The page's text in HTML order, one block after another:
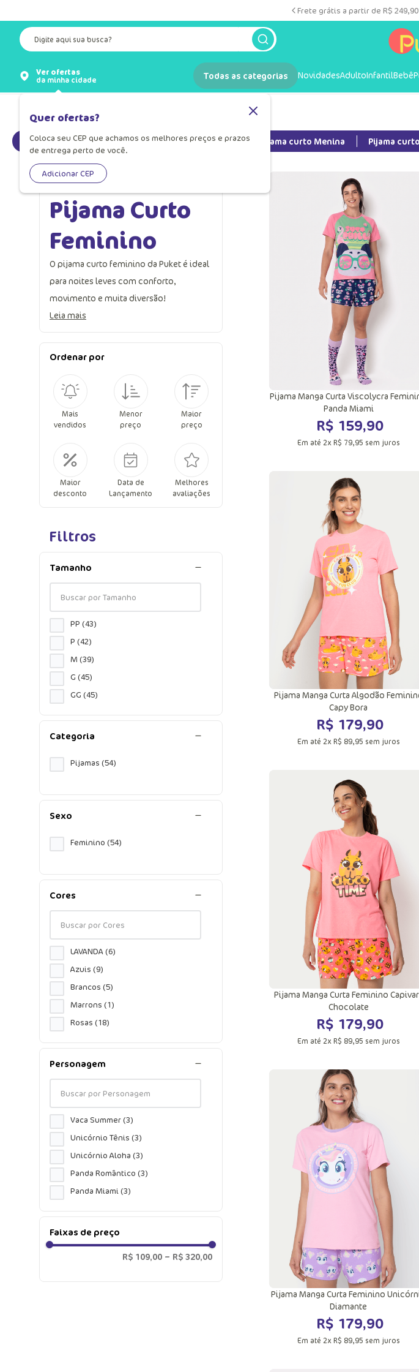
Frete grátis a partir de R$
Digite aqui sua busca?
Ver ofertas
da minha cidade
Quer ofertas?
Coloca seu CEP que achamos os melhores preços e prazos
de entrega perto de você.
Adicionar CEP
Todas as categorias NovidadesAdultoInfantilBebê
Pijama curto Pijama curto Infantil Pijama curto Menina Pijama
Pijama Curto
Feminino
O pijama curto feminino da Puket é ideal
para noites leves com conforto,
movimento e muita diversão!
Leia mais
Ordenar por
Mais
vendidos
Menor
preço
Maior
preço
Maior
desconto
Data de
Lançamento
Melhores
avaliações
Filtros
Tamanho
PP (43)
P (42)
M (39)
G (45)
GG (45)
Categoria
Pijamas (54)
Sexo
Feminino (54)
Cores
LAVANDA(6)
Azuis (9)
Brancos (5)
Marrons (1)
Rosas (18)
Personagem
Vaca Summer(3)
Unicórnio Tênis (3)
Unicórnio Aloha (3)
Panda Romântico (3)
Panda Miami(3)
Vaca Romântica(2)
2)
Faixas de preço
R$ 109,00 – R$ 320,00
P
Adicionar a sacola
Pijama Manga Curta Viscolycra
Panda Miami
R$ 159,90
Em até 2xR$ 79,95 sem juros
M
GG
Adicionar a sacola
Pijama Manga Curta Algodão
Capy Bora
R$ 179,90
Em até 2xR$ 89,95 sem juros
M
GG
Adicionar a sacola
Pijama Manga Curta Feminino
Chocolate
R$ 179,90
Em até 2xR$ 89,95 sem juros
Pijama Manga Curta Feminino
Diamante
R$ 179,90
Em até 2xR$ 89,95 sem juros